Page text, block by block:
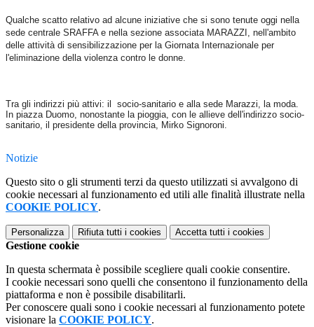
Qualche scatto relativo ad alcune iniziative che si sono tenute oggi nella
sede centrale SRAFFA e nella sezione associata MARAZZI, nell'ambito
delle attività di sensibilizzazione per la Giornata Internazionale per
l'eliminazione della violenza contro le donne.
Tra gli indirizzi più attivi: il socio-sanitario e alla sede Marazzi, la moda.
In piazza Duomo, nonostante la pioggia, con le allieve dell'indirizzo socio-
sanitario, il presidente della provincia, Mirko Signoroni.
Notizie
Questo sito o gli strumenti terzi da questo utilizzati si avvalgono di
cookie necessari al funzionamento ed utili alle finalità illustrate nella
COOKIE POLICY.
Personalizza Rifiuta tutti i cookies Accetta tutti i cookies
Gestione cookie
In questa schermata è possibile scegliere quali cookie consentire.
I cookie necessari sono quelli che consentono il funzionamento della
piattaforma e non è possibile disabilitarli.
Per conoscere quali sono i cookie necessari al funzionamento potete
visionare la COOKIE POLICY.